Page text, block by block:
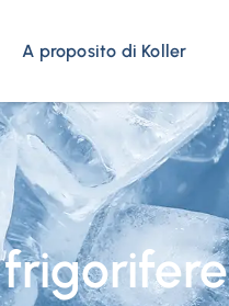
A proposito di Koller